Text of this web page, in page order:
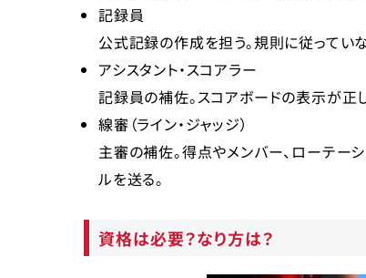
記録員
公式記録の作成を担う。規則に従ってい
アシスタント・スコアラー
記録員の補佐。スコアボードの表示が正
線審（ライン・ジャッジ）
主審の補佐。得点やメンバー、ローテー
ルを送る。
資格は必要？なり方は？